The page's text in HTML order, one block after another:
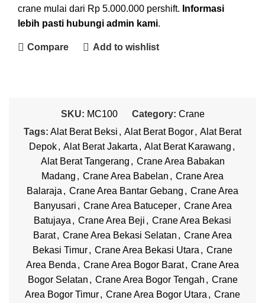
crane mulai dari Rp 5.000.000 pershift. Informasi
lebih pasti hubungi admin kami.
Compare Add to wishlist
SKU: MC100 Category: Crane
Tags: Alat Berat Beksi , Alat Berat Bogor, Alat Berat
Depok, Alat Berat Jakarta , Alat Berat Karawang ,
Alat Berat Tangerang , Crane Area Babakan
Madang , Crane Area Babelan , Crane Area
Balaraja , Crane Area Bantar Gebang , Crane Area
Banyusari , Crane Area Batuceper , Crane Area
Batujaya , Crane Area Beji , Crane Area Bekasi
Barat, Crane Area Bekasi Selatan , Crane Area
Bekasi Timur, Crane Area Bekasi Utara , Crane
Area Benda , Crane Area Bogor Barat, Crane Area
Bogor Selatan , Crane Area Bogor Tengah , Crane
Area Bogor Timur, Crane Area Bogor Utara , Crane